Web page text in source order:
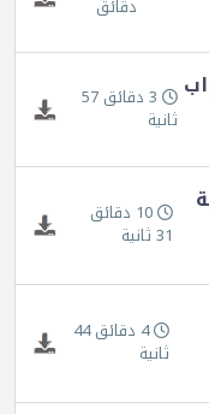
دقائق
3 دقائق 57
ثانية
10 دقائق
31 ثانية
4 دقائق 44
ثانية